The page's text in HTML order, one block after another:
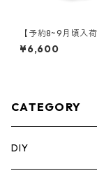
【予約8~9月頃入
UILT（タフビルト
CH(スタックテック) オーガ
¥6,600
CATEGORY
DIY